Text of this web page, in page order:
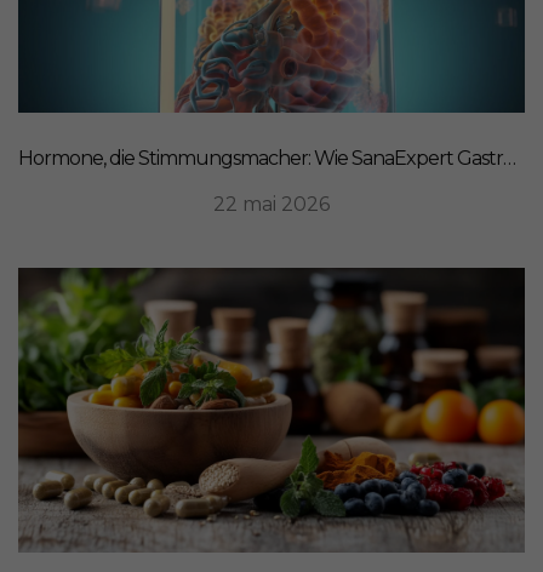
Hormone, die Stimmungsmacher: Wie SanaExpert Gastro Forte Ihre Darm-Hirn-Verbindung unterstützt
22 mai 2026